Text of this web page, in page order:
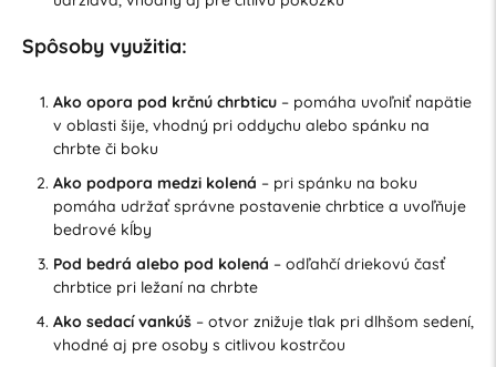
Spôsoby využitia:
Ako opora pod krčnú chrbticu– pomáha uvoľniť napätie
v oblasti šije, vhodný pri oddychu alebo spánku na
chrbte či boku
Ako podpora medzi kolená – pri spánku na boku
pomáha udržať správne postavenie chrbtice a uvoľňuje
bedrové kĺby
Pod bedrá alebo pod kolená – odľahčí driekovú časť
chrbtice pri ležaní na chrbte
Ako sedací vankúš– otvor znižuje tlak pri dlhšom sedení,
vhodné aj pre osoby s citlivou kostrčou